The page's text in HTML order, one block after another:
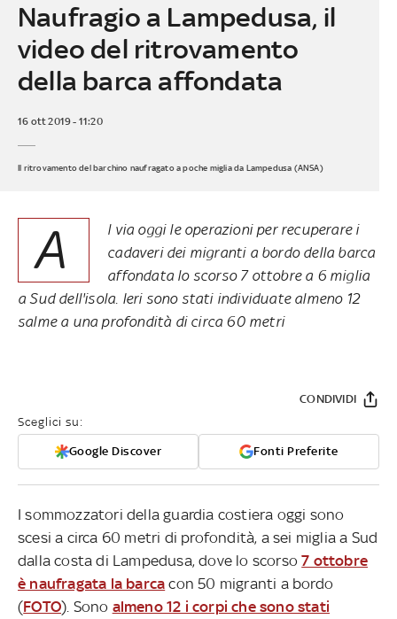
Naufragio a Lampedusa, il
video del ritrovamento
della barca affondata
16 ott 2019 - 11:20
Il ritrovamento del barchino naufragato a poche miglia da Lampedusa (ANSA)
A
l via oggi le operazioni per recuperare i
cadaveri dei migranti a bordo della barca
affondata lo scorso 7 ottobre a 6 miglia
a Sud dell'isola. Ieri sono stati individuate almeno 12
salme a una profondità di circa 60 metri
Sceglici su:
Google Discover Fonti Preferite
CONDIVIDI
I sommozzatori della guardia costiera oggi sono
scesi a circa 60 metri di profondità, a sei miglia a Sud
dalla costa di Lampedusa, dove lo scorso7 ottobre
è naufragata la barca con 50 migranti a bordo
(FOTO). Sono almeno 12 i corpi che sono stati